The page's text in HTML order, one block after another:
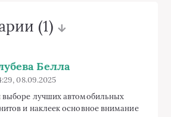
(1)
Белла
08.09.2025
лучших автомобильных
и наклеек основное внимание